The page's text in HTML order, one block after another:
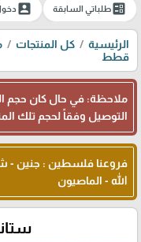
ballotطلباتي السابقة account_box
الرئيسية كل المنتجات
قطط
ملاحظة: في حال كان حجم
التوصيل وفقاً لحجم تلك
فروعنا فلسطين : جنين -
الله - الماصيون